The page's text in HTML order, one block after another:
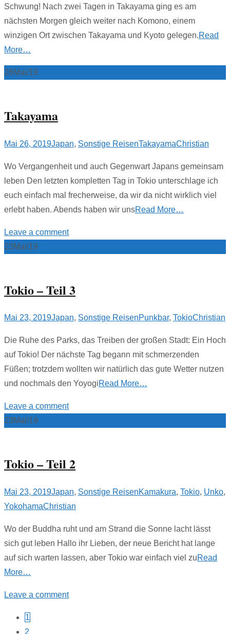
Schwung! Nach zwei Tagen in Takayama ging es am
nächsten Morgen gleich weiter nach Komono, einem
winzigen Ort zwischen Takayama und Kyoto gelegen.Read
More…
26Mai/19
Takayama
Mai 26, 2019Japan, Sonstige ReisenTakayamaChristian
Wo Vergangenheit und auch Gegenwart Japans gemeinsam
leben Den letzten kompletten Tag in Tokio unterschlage ich
euch einfach mal frecherweise, da wir da nicht wirklich viel
erlebt haben. Abends haben wir unsRead More…
Leave a comment
23Mai/19
Tokio – Teil 3
Mai 23, 2019Japan, Sonstige ReisenPunkbar, TokioChristian
Die Ruhe des Parks, das Treiben der großen Stadt: Ein Hoch
auf Tokio! Der nächste Tag begann mit schmerzenden
Füßen; trotzdem wollten wir natürlich das gute Wetter nutzen
und nochmals den YoyogiRead More…
Leave a comment
23Mai/19
Tokio – Teil 2
Mai 23, 2019Japan, Sonstige ReisenKamakura, Tokio, Unko,
YokohamaChristian
Wo der Buddha ruht und am Strand die Sonne lacht lässt
sich gut leben Hallo ihr Lieben, der neue Bericht hat lange
auf sich warten lassen, aber Tokio war einfach viel zuRead
More…
Leave a comment
Posts
1
2